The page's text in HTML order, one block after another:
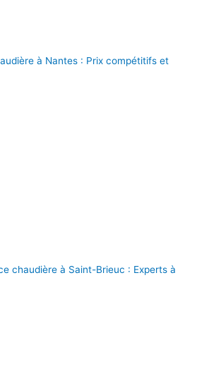
à Nantes : Prix compétitifs et
chaudière à Saint-Brieuc : Experts à